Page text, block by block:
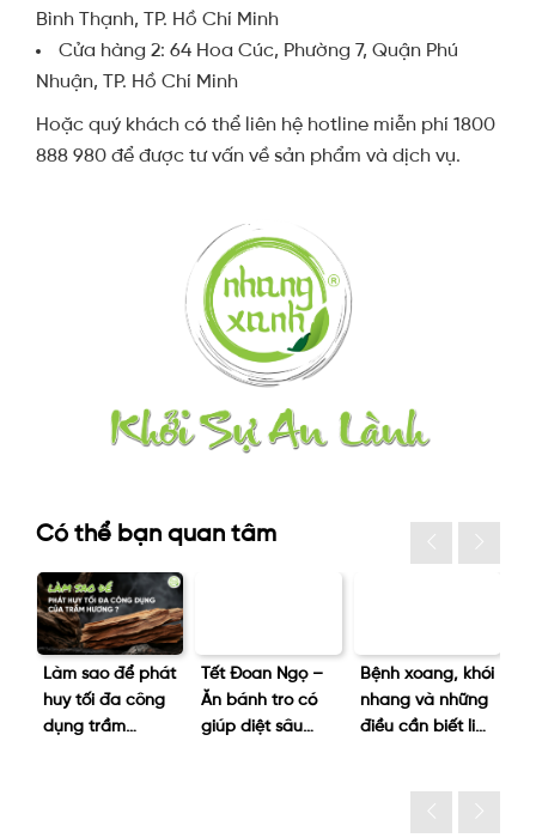
Bình Thạnh, TP. Hồ Chí Minh
Cửa hàng 2: 64 Hoa Cúc, Phường 7, Quận Phú
Nhuận, TP. Hồ Chí Minh
Hoặc quý khách có thể liên hệ hotline miễn phí 1800
888 980 để được tư vấn về sản phẩm và dịch vụ.
Có thể bạn quan tâm
Làm sao để phát
huy tối đa công
dụng trầm
Tết Đoan Ngọ –
Ăn bánh tro có
giúp diệt sâu
Bệnh xoang, khói
nhang và những
điều cần biết liên